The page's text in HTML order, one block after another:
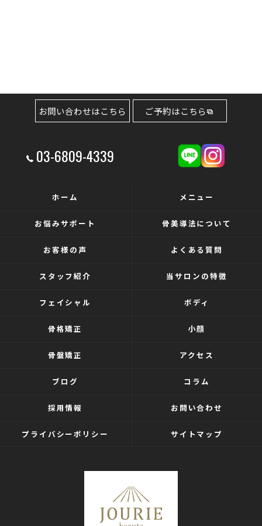
03-6809-4339
お問い合わせはこちら ご予約はこちら
ホーム メニュー
お悩みサポート 骨美導法について
お客様の声 よくある質問
スタッフ紹介 当サロンの特徴
フェイシャル ボディ
骨格矯正 小顔
骨盤矯正 アクセス
ブログ コラム
採用情報 お問い合わせ
プライバシーポリシー サイトマップ